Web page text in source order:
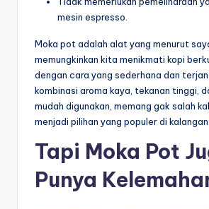
mesin espresso.
Moka pot adalah alat yang menurut
memungkinkan kita menikmati kopi
dengan cara yang sederhana dan
kombinasi aroma kaya, tekanan tinggi,
mudah digunakan, memang gak salah
menjadi pilihan yang populer di
Tapi Moka Pot
Punya